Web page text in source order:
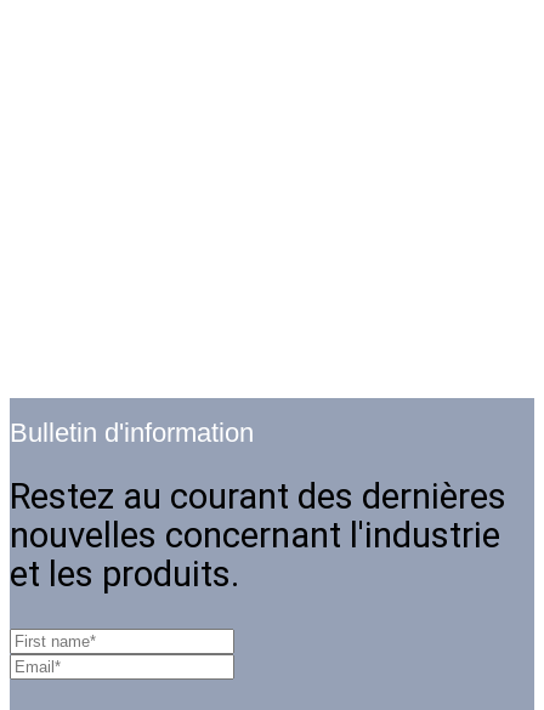
Bulletin d'information
Restez au courant des dernières
nouvelles concernant l'industrie
et les produits.